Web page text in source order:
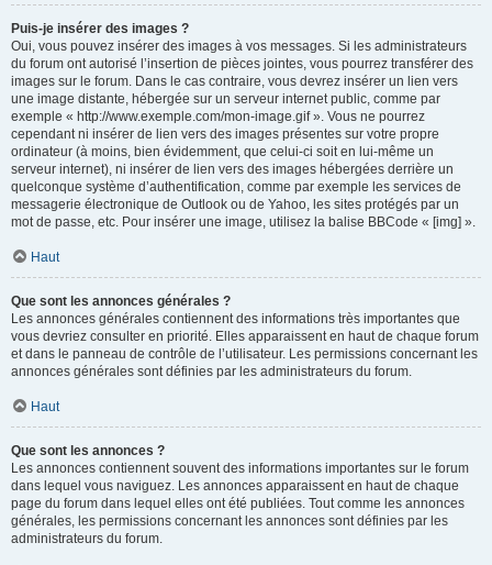
Puis-je insérer des images ?
Oui, vous pouvez insérer des images à vos messages. Si les administrateurs
du forum ont autorisé l’insertion de pièces jointes, vous pourrez transférer des
images sur le forum. Dans le cas contraire, vous devrez insérer un lien vers
une image distante, hébergée sur un serveur internet public, comme par
exemple « http://www.exemple.com/mon-image.gif ». Vous ne pourrez
cependant ni insérer de lien vers des images présentes sur votre propre
ordinateur (à moins, bien évidemment, que celui-ci soit en lui-même un
serveur internet), ni insérer de lien vers des images hébergées derrière un
quelconque système d’authentification, comme par exemple les services de
messagerie électronique de Outlook ou de Yahoo, les sites protégés par un
mot de passe, etc. Pour insérer une image, utilisez la balise BBCode « [img] ».
Haut
Que sont les annonces générales ?
Les annonces générales contiennent des informations très importantes que
vous devriez consulter en priorité. Elles apparaissent en haut de chaque forum
et dans le panneau de contrôle de l’utilisateur. Les permissions concernant les
annonces générales sont définies par les administrateurs du forum.
Haut
Que sont les annonces ?
Les annonces contiennent souvent des informations importantes sur le forum
dans lequel vous naviguez. Les annonces apparaissent en haut de chaque
page du forum dans lequel elles ont été publiées. Tout comme les annonces
générales, les permissions concernant les annonces sont définies par les
administrateurs du forum.